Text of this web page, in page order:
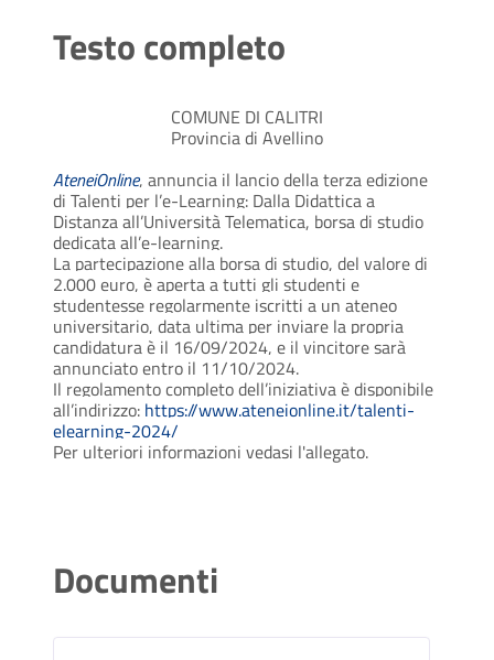
Testo completo
COMUNE DI CALITRI
Provincia di Avellino
AteneiOnline, annuncia il lancio della terza edizione
di Talenti per l’e-Learning: Dalla Didattica a
Distanza all’Università Telematica, borsa di studio
dedicata all’e-learning.
La partecipazione alla borsa di studio, del valore di
2.000 euro, è aperta a tutti gli studenti e
studentesse regolarmente iscritti a un ateneo
universitario, data ultima per inviare la propria
candidatura è il 16/09/2024, e il vincitore sarà
annunciato entro il 11/10/2024.
Il regolamento completo dell’iniziativa è disponibile
all’indirizzo: https://www.ateneionline.it/talenti-
elearning-2024/
Per ulteriori informazioni vedasi l'allegato.
Documenti